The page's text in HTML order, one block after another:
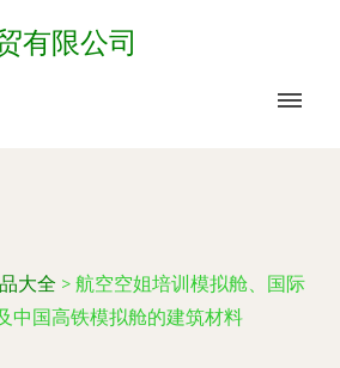
有限公司
大全 > 航空空姐培训模拟舱、国际
中国高铁模拟舱的建筑材料